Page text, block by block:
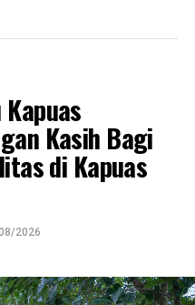
Kasih Bagi
di Kapuas
2026